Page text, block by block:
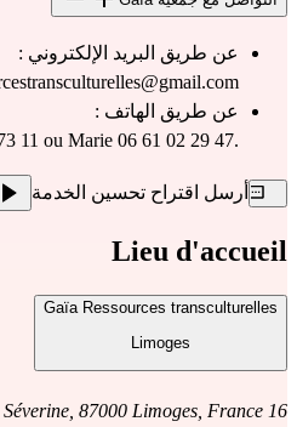
عن طريق البريد الإلكتروني :
عن طريق الهاتف :
11 ou Marie 06 61 02 29 47.
أرسل اقتراح تحسين الخدمة
Lieu d'accueil
Gaïa Ressources transculturelles
Limoges
16 Rue Séverine, 87000 Limoges, France